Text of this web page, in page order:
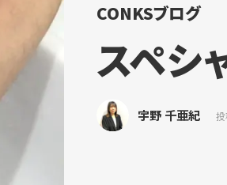
CONKSブログ
スペシ
宇野 千亜紀